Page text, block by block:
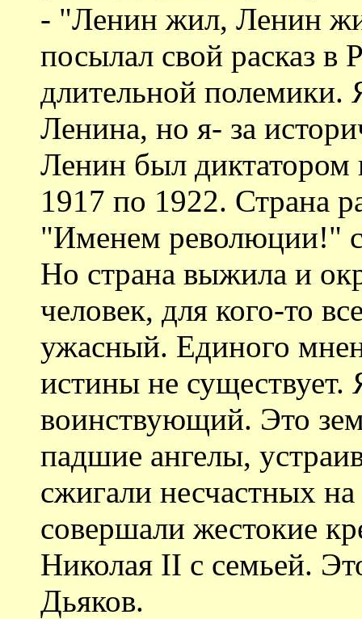
- "Ленин жил, Ленин
посылал свой расказ в
длительной полемики.
Ленина, но я- за
Ленин был диктатором
1917 по 1922. Страна
"Именем революции!"
Но страна выжила и
человек, для кого-то
ужасный. Единого
истины не существует.
воинствующий. Это
падшие ангелы,
сжигали несчастных
совершали жестокие
Николая II с семьей.
Дьяков.